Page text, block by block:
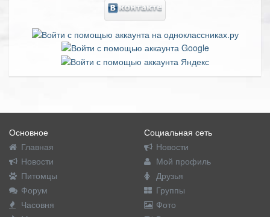
Основное
Главная
Новости
Питомцы
Форум
Часовня
Социальная сеть
Новости
Мой профиль
Друзья
Группы
Фото